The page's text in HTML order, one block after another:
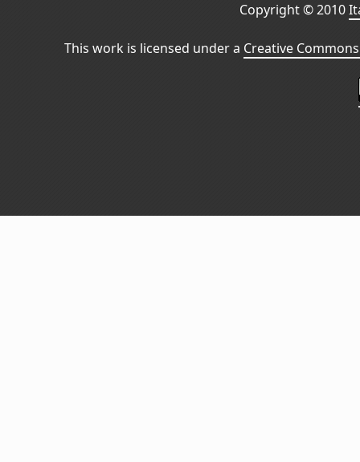
Copyright © 2010
This work is licensed under a Creative